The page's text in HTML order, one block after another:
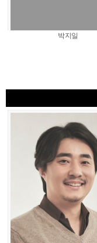
박지일